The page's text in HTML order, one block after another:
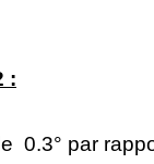
:
0.3° par